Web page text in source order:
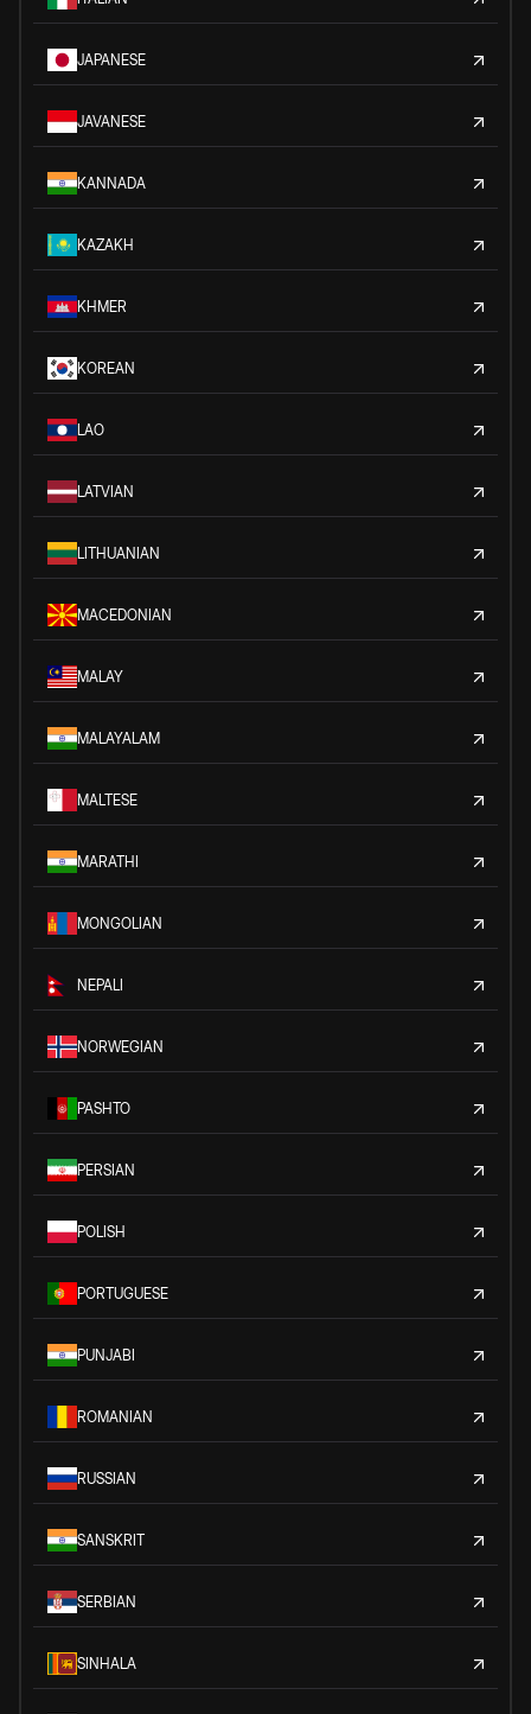
JAPANESE
JAVANESE
KANNADA
KAZAKH
KHMER
KOREAN
LAO
LATVIAN
LITHUANIAN
MACEDONIAN
MALAY
MALAYALAM
MALTESE
MARATHI
MONGOLIAN
NEPALI
NORWEGIAN
PASHTO
PERSIAN
POLISH
PORTUGUESE
PUNJABI
ROMANIAN
RUSSIAN
SANSKRIT
SERBIAN
SINHALA